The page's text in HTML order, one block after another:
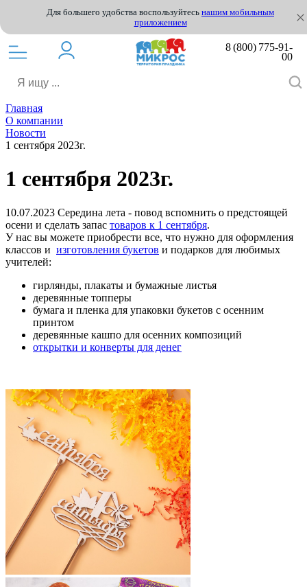
Для большего удобства воспользуйтесь нашим мобильным
приложением
8 (800) 775-91-
00
Главная
О компании
Новости
1 сентября 2023г.
1 сентября 2023г.
10.07.2023 Середина лета - повод вспомнить о предстоящей
осени и сделать запас товаров к 1 сентября.
У нас вы можете приобрести все, что нужно для оформления
классов и изготовления букетов и подарков для любимых
учителей:
гирлянды, плакаты и бумажные листья
деревянные топперы
бумага и пленка для упаковки букетов с осенним
принтом
деревянные кашпо для осенних композиций
открытки и конверты для денег